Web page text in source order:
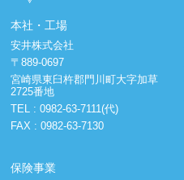
本社・工場
安井株式会社
〒889-0697
宮崎県東臼杵郡門川町大字加草
2725番地
TEL :0982-63-7111(代)
FAX : 0982-63-7130
保険事業